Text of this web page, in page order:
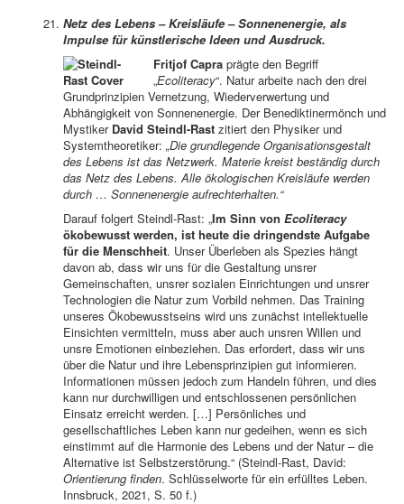
Netz des Lebens – Kreisläufe – Sonnenenergie, als
Impulse für künstlerische Ideen und Ausdruck.
Fritjof Capra prägte den Begriff
„Ecoliteracy“. Natur arbeite nach den drei
Grundprinzipien Vernetzung, Wiederverwertung und
Abhängigkeit von Sonnenenergie. Der Benediktinermönch und
Mystiker David Steindl-Rast zitiert den Physiker und
Systemtheoretiker: „Die grundlegende Organisationsgestalt
des Lebens ist das Netzwerk. Materie kreist beständig durch
das Netz des Lebens. Alle ökologischen Kreisläufe werden
durch … Sonnenenergie aufrechterhalten.“
Darauf folgert Steindl-Rast: „Im Sinn von Ecoliteracy
ökobewusst werden, ist heute die dringendste Aufgabe
für die Menschheit. Unser Überleben als Spezies hängt
davon ab, dass wir uns für die Gestaltung unsrer
Gemeinschaften, unsrer sozialen Einrichtungen und unsrer
Technologien die Natur zum Vorbild nehmen. Das Training
unseres Ökobewusstseins wird uns zunächst intellektuelle
Einsichten vermitteln, muss aber auch unsren Willen und
unsre Emotionen einbeziehen. Das erfordert, dass wir uns
über die Natur und ihre Lebensprinzipien gut informieren.
Informationen müssen jedoch zum Handeln führen, und dies
kann nur durchwilligen und entschlossenen persönlichen
Einsatz erreicht werden. […] Persönliches und
gesellschaftliches Leben kann nur gedeihen, wenn es sich
einstimmt auf die Harmonie des Lebens und der Natur – die
Alternative ist Selbstzerstörung.“ (Steindl-Rast, David:
Orientierung finden. Schlüsselworte für ein erfülltes Leben.
Innsbruck, 2021, S. 50 f.)